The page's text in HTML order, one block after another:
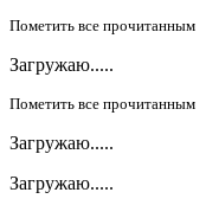
Пометить все прочитанным
Загружаю.....
Пометить все прочитанным
Загружаю.....
Загружаю.....